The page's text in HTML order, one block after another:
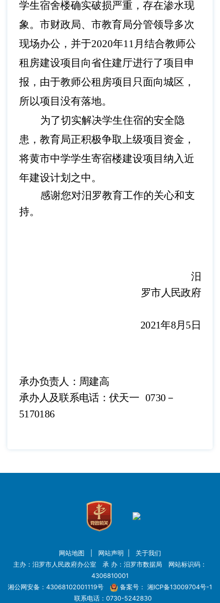
学生宿舍楼确实破损严重，存在渗水现
象。市财政局、市教育局分管领导多次
现场办公，并于2020年11月结合教师公
租房建设项目向省住建厅进行了项目申
报，由于教师公租房项目只面向城区，
所以项目没有落地。
为了切实解决学生住宿的安全隐
患，教育局正积极争取上级项目资金，
将黄市中学学生寄宿楼建设项目纳入近
年建设计划之中。
感谢您对汨罗教育工作的关心和支
持。
汨
罗市人民政府
2021年8月 5 日
承办负责人：周建高
承办人及联系电话：伏天一 0730－
5170186
网站地图 网站声明
关于我们
主办：汨罗市人民政府办公室 承 办：汨罗市数据局 网站标识码：
4306810001
湘公网安备：43068102001119号
备案号： 湘ICP备13009704号-1
联系电话：0730-5242830